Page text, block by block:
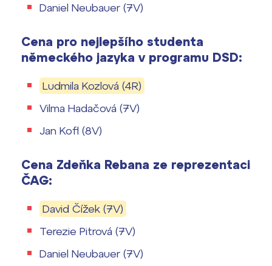
Daniel Neubauer (7V)
Cena pro nejlepšího studenta
německého jazyka v programu DSD:
Ludmila Kozlová (4R)
Vilma Hadačová (7V)
Jan Kofl (8V)
Cena Zdeňka Rebana ze reprezentaci
ČAG:
David Čížek (7V)
Terezie Pitrová (7V)
Daniel Neubauer (7V)